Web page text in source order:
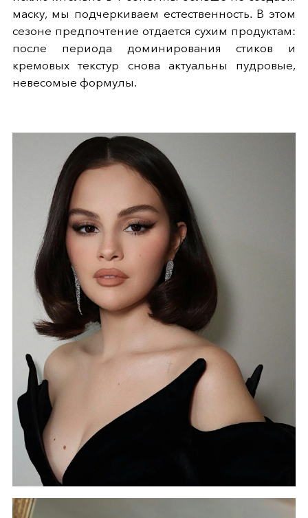
маску, мы подчеркиваем естественность. В этом
сезоне предпочтение отдается сухим продуктам:
после периода доминирования стиков и
кремовых текстур снова актуальны пудровые,
невесомые формулы.